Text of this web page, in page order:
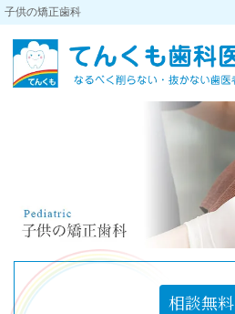
子供の矯正歯科
相談無料